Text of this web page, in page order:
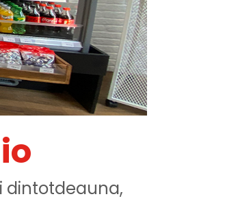
dintotdeauna,